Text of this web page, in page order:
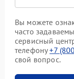
Вы можете
часто
сервисный
телефону+7
свой вопрос.